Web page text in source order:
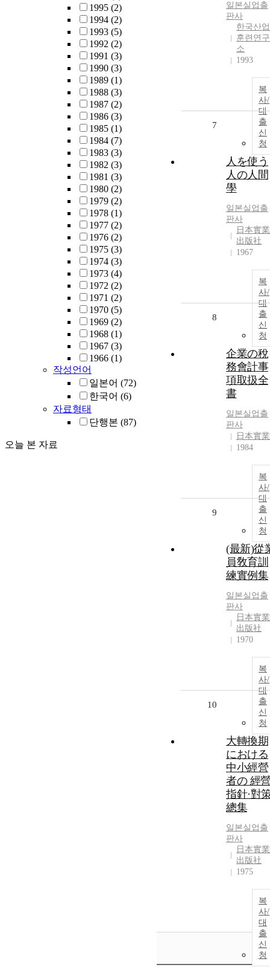
1995 (2)
1994 (2)
1993 (5)
1992 (2)
1991 (3)
1990 (3)
1989 (1)
1988 (3)
1987 (2)
1986 (3)
1985 (1)
1984 (7)
1983 (3)
1982 (3)
1981 (3)
1980 (2)
1979 (2)
1978 (1)
1977 (2)
1976 (2)
1975 (3)
1974 (3)
1973 (4)
1972 (2)
1971 (2)
1970 (5)
1969 (2)
1968 (1)
1967 (3)
1966 (1)
작성언어
일본어 (72)
한국어 (6)
자료형태
단행본 (87)
오늘 본 자료
일본실업출
판사
한국산업
훈련연구
소
1993
복
사/
대
출
신
청
7
人を使う
人の人間
學
일본실업출
판사
日本實業
出版社
1967
복
사/
대
출
신
청
8
企業の稅
務會計事
項取扱全
書
일본실업출
판사
日本實業
1984
복
사/
대
출
신
청
9
(最新)從
員敎育訓
練實例集
일본실업출
판사
日本實業
出版社
1970
복
사/
대
출
신
청
10
大轉換期
における
中小經營
者の 經
指針·對
總集
일본실업출
판사
日本實業
出版社
1975
복
사/
대
출
신
청